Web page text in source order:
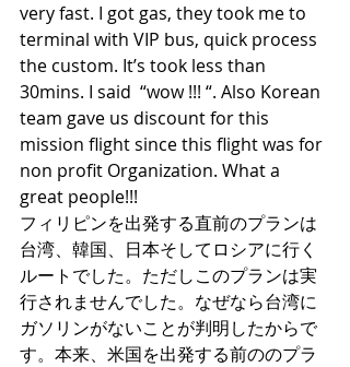
very fast. I got gas, they took me to
terminal with VIP bus, quick process
the custom. It’s took less than
30mins. I said  “wow !!! “. Also Korean
team gave us discount for this
mission flight since this flight was for
non profit Organization. What a
great people!!!
フィリピンを出発する直前のプランは
台湾、韓国、日本そしてロシアに行く
ルートでした。ただしこのプランは実
行されませんでした。なぜなら台湾に
ガソリンがないことが判明したからで
す。本来、米国を出発する前ののプラ